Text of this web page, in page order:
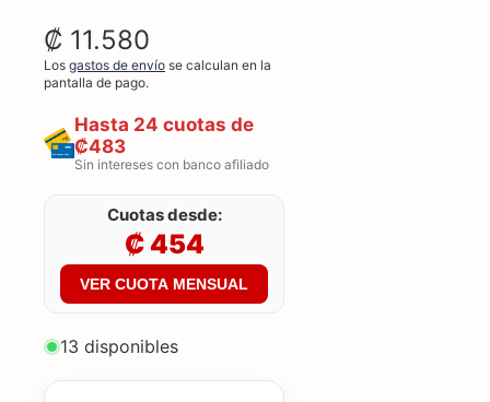
₡ 11.580
Los gastos de envío se calculan en la
pantalla de pago.
Hasta 24 cuotas de
₡483
Sin intereses con banco afiliado
Cuotas desde:
₡ 454
VER CUOTA MENSUAL
13 disponibles